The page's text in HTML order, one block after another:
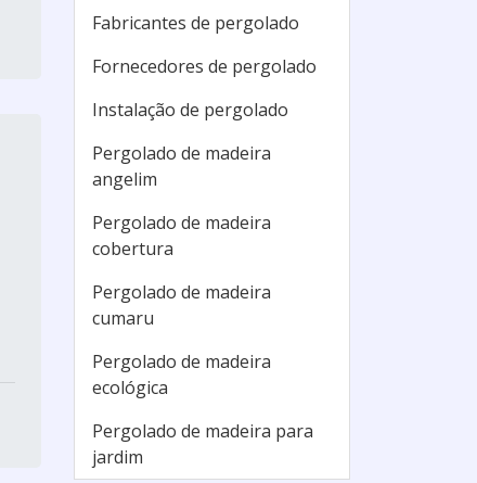
Fabricantes de pergolado
Fornecedores de pergolado
Instalação de pergolado
Pergolado de madeira
angelim
Pergolado de madeira
cobertura
Pergolado de madeira
cumaru
Pergolado de madeira
ecológica
Pergolado de madeira para
jardim